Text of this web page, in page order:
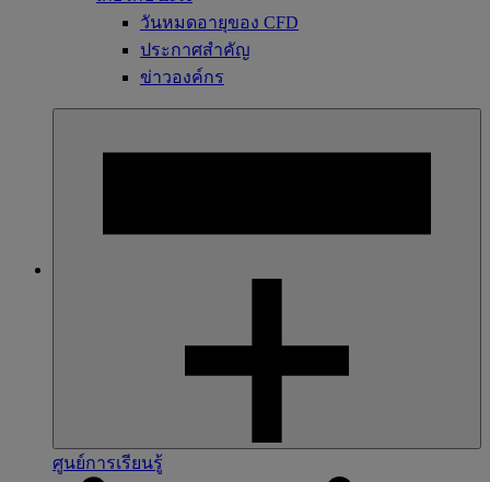
วันหมดอายุของ CFD
ประกาศสำคัญ
ข่าวองค์กร
ศูนย์การเรียนรู้